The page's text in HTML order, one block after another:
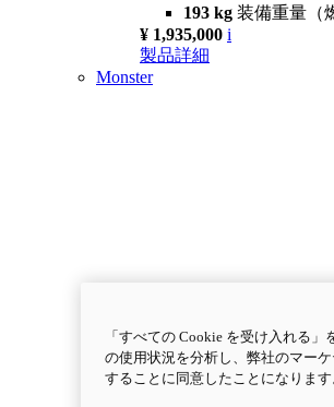
193 kg 装備重量（
¥ 1,935,000 i
製品詳細
Monster
「すべての Cookie を受け入れる
の使用状況を分析し、弊社のマー
することに同意したことになります